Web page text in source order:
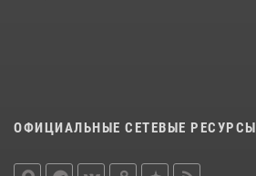
ОФИЦИАЛЬНЫЕ СЕТЕВЫЕ РЕСУРСЫ